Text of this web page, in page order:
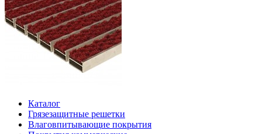
Каталог
Грязезащитные решетки
Влаговпитывающие покрытия